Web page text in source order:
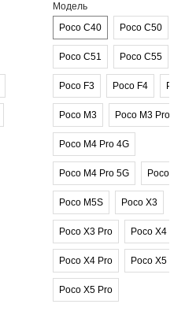
Модель
Poco C40
Poco C50
Poco C51 Poco C55
Poco F3 Poco F4
Poco M3 Poco M3 Pro
Poco M4 Pro 4G
Poco M4 Pro 5G Poco M5
Poco M5S Poco X3
Poco X3 Pro Poco X4 GT
Poco X4 Pro Poco X5
Poco X5 Pro